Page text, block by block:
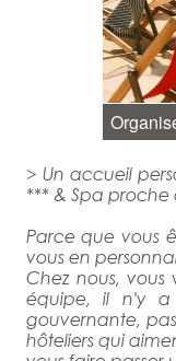
> Un accueil
*** & Spa proche
Parce que vous
vous en
Chez nous, vous
équipe, il n'y a
gouvernante,
hôteliers qui